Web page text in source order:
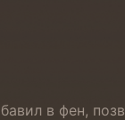
в фен,